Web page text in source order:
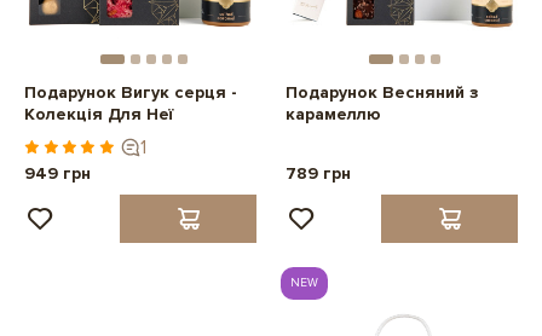
Подарунок Вигук серця -
Колекція Для Неї
1
949 грн
Подарунок Весняний з
карамеллю
789 грн
NEW